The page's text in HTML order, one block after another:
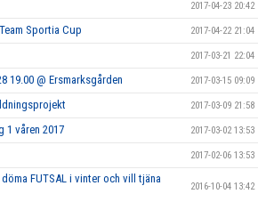
2017-04-23 20:42
Sportia Cup 2017-04-22 21:04
2017-03-21 22:04
19.00 @ Ersmarksgården 2017-03-15 09:09
2017-03-09 21:58
våren 2017 2017-03-02 13:53
2017-02-06 13:53
FUTSAL i vinter och vill tjäna
2016-10-04 13:42